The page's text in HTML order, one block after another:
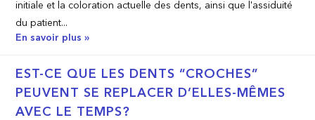
initiale et la coloration actuelle des dents, ainsi que l'assiduité
du patient...
En savoir plus »
EST-CE QUE LES DENTS “CROCHES”
PEUVENT SE REPLACER D’ELLES-MÊMES
AVEC LE TEMPS?